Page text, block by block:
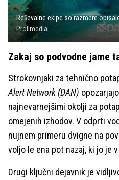
Reševalne ekipe so razmere
Profimedia
Zakaj so podvodne jame
Strokovnjaki za tehnično
Alert Network (DAN)
najnevarnejšimi okolji za
omejenih izhodov. V odprti
nujnem primeru dvigne na
voljo le ena pot nazaj, ki jo je
Drugi ključni dejavnik je